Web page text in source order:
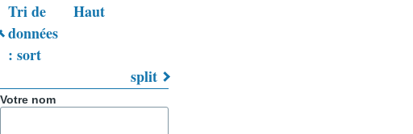
Liens
transversaux
de
Tri de
données
: sort
Haut
split
Votre nom